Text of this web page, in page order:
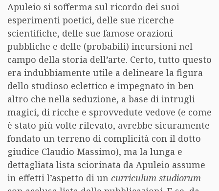
Apuleio si sofferma sul ricordo dei suoi
esperimenti poetici, delle sue ricerche
scientifiche, delle sue famose orazioni
pubbliche e delle (probabili) incursioni nel
campo della storia dell’arte. Certo, tutto questo
era indubbiamente utile a delineare la figura
dello studioso eclettico e impegnato in ben
altro che nella seduzione, a base di intrugli
magici, di ricche e sprovvedute vedove (e come
è stato più volte rilevato, avrebbe sicuramente
fondato un terreno di complicità con il dotto
giudice Claudio Massimo), ma la lunga e
dettagliata lista sciorinata da Apuleio assume
in effetti l’aspetto di un curriculum studiorum